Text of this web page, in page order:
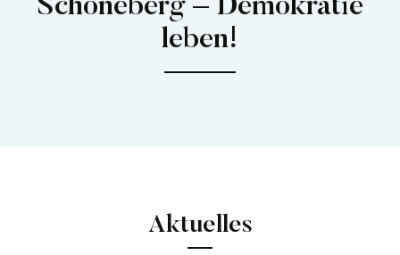
News
Vorlagen und Merkblätter
Schöneberg – Demokratie
leben!
Aktuelles